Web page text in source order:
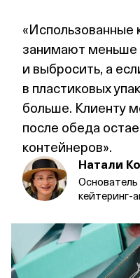
«Использованные
занимают меньше
и выбросить, а
в пластиковых
больше. Клиенту
после обеда
контейнеров».
Натали